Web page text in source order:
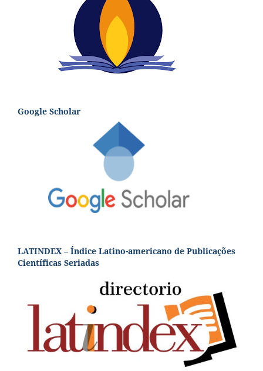
Google Scholar
LATINDEX – Índice Latino-americano de Publicações
Científicas Seriadas